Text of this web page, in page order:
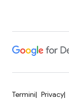
Termini Privacy